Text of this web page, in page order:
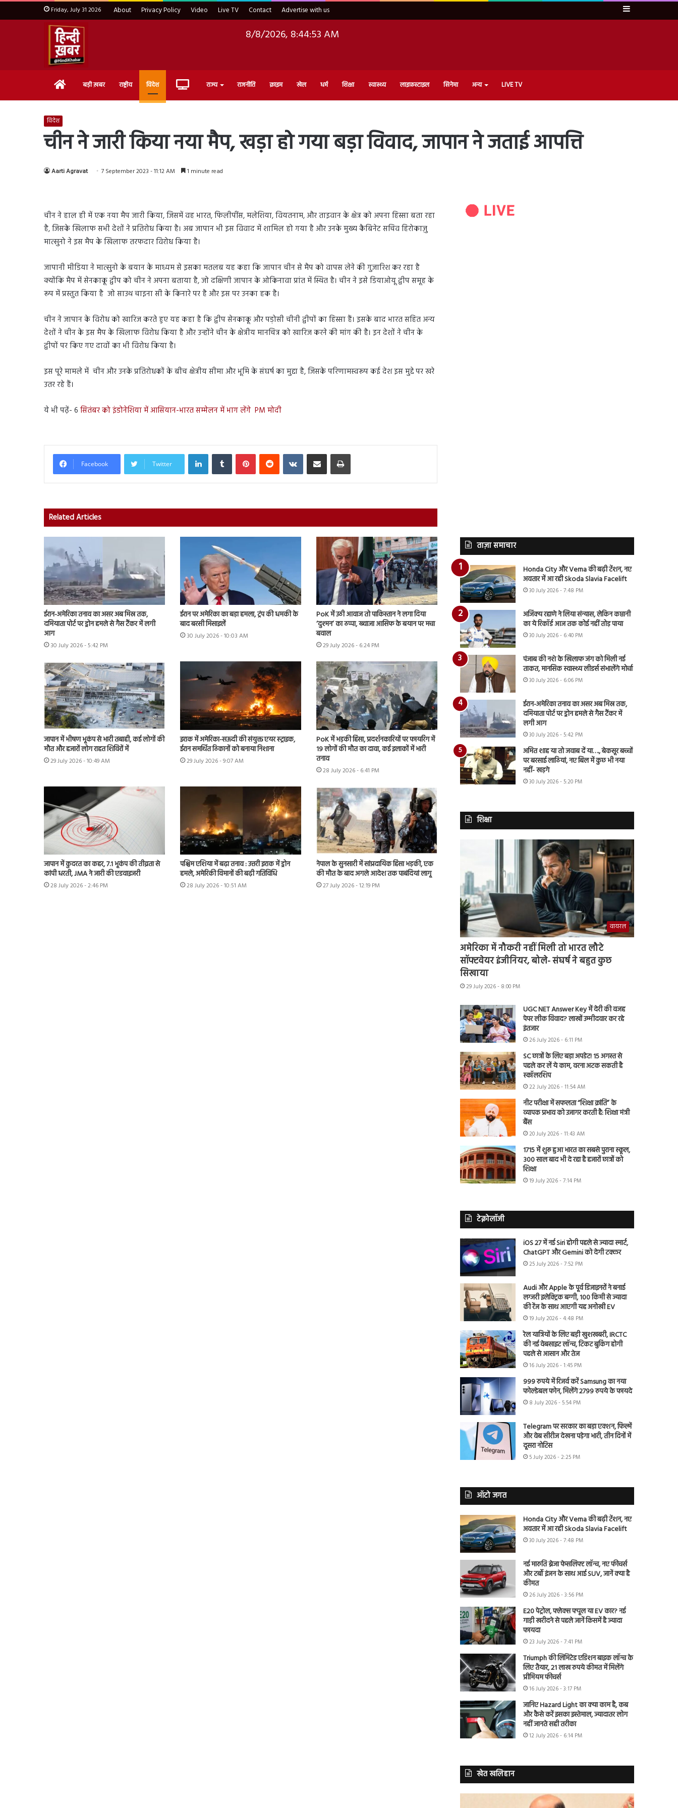
Friday, July 31 2026 About Privacy Policy Video Live TV Contact Advertise with us Sidebar
8/8/2026, 8:44:54 AM
Home बड़ी ख़बर राष्ट्रीय विदेश Live राज्य राजनीति क्राइम खेल धर्म शिक्षा स्वास्थ्य लाइफ़स्टाइल सिनेमा अन्य LIVE TV
विदेश
चीन ने जारी किया नया मैप, खड़ा हो गया बड़ा विवाद, जापान ने जताई आपत्ति
Aarti Agravat 7 September 2023 - 11:12 AM 1 minute read
चीन ने हाल ही में एक नया मैप जारी किया, जिसमें वह भारत, फिलीपींस, मलेशिया, वियतनाम, और ताइवान के क्षेत्र को अपना हिस्सा बता रहा
है, जिसके खिलाफ सभी देशों ने प्रतिरोध किया है। अब जापान भी इस विवाद में शामिल हो गया है और उनके मुख्य कैबिनेट सचिव हिरोकाज़ु
मात्सुनो ने इस मैप के खिलाफ तरफदार विरोध किया है।
जापानी मीडिया ने मात्सुनो के बयान के माध्यम से इसका मतलब यह कहा कि जापान चीन से मैप को वापस लेने की गुजारिश कर रहा है
क्योंकि मैप में सेनकाकू द्वीप को चीन ने अपना बताया है, जो दक्षिणी जापान के ओकिनावा प्रांत में स्थित है। चीन ने इसे डियाओयू द्वीप समूह के
रूप में प्रस्तुत किया है जो साउथ चाइना सी के किनारे पर है और इस पर उनका हक है।
चीन ने जापान के विरोध को खारिज करते हुए यह कहा है कि द्वीप सेनकाकू और पड़ोसी चीनी द्वीपों का हिस्सा हैं। इसके बाद भारत सहित अन्य
देशों ने चीन के इस मैप के खिलाफ विरोध किया है और उन्होंने चीन के क्षेत्रीय मानचित्र को खारिज करने की मांग की है। इन देशों ने चीन के
द्वीपों पर किए गए दावों का भी विरोध किया है।
इस पूरे मामले में चीन और उनके प्रतिरोधकों के बीच क्षेत्रीय सीमा और भूमि के संघर्ष का मुद्दा है, जिसके परिणामस्वरूप कई देश इस मुद्दे पर खरे
उतर रहे हैं।
ये भी पढ़ें- 6 सितंबर को इंडोनेशिया में आसियान-भारत सम्मेलन में भाग लेंगे PM मोदी
Facebook Twitter
LinkedInTumblr PinterestReddit VKontakteShare via Email Print
Related Articles
ईरान-अमेरिका तनाव का असर अब मिस्र तक,
दमियाता पोर्ट पर ड्रोन हमले से गैस टैंकर में लगी
आग
30 July 2026 - 5:42 PM
ईरान पर अमेरिका का बड़ा हमला, ट्रंप की धमकी के
बाद बरसी मिसाइलें
30 July 2026 - 10:03 AM
PoK में उठी आवाज तो पाकिस्तान ने लगा दिया
‘दुश्मन’ का ठप्पा, ख्वाजा आसिफ के बयान पर मचा
बवाल
29 July 2026 - 6:24 PM
जापान में भीषण भूकंप से भारी तबाही, कई लोगों की
मौत और हजारों लोग राहत शिविरों में
29 July 2026 - 10:49 AM
इराक में अमेरिका-सऊदी की संयुक्त एयर स्ट्राइक,
ईरान समर्थित ठिकानों को बनाया निशाना
29 July 2026 - 9:07 AM
PoK में भड़की हिंसा, प्रदर्शनकारियों पर फायरिंग में
19 लोगों की मौत का दावा, कई इलाकों में भारी
तनाव
28 July 2026 - 6:41 PM
जापान में कुदरत का कहर, 7.1 भूकंप की तीव्रता से
कांपी धरती, JMA ने जारी की एडवाइजरी
28 July 2026 - 2:46 PM
पश्चिम एशिया में बढ़ा तनाव : उत्तरी इराक में ड्रोन
हमले, अमेरिकी विमानों की बढ़ी गतिविधि
28 July 2026 - 10:51 AM
नेपाल के सुनसारी में सांप्रदायिक हिंसा भड़की, एक
की मौत के बाद अगले आदेश तक पाबंदियां लागू
27 July 2026 - 12:19 PM
ताज़ा समाचार
Honda City और Verna की बढ़ी टेंशन, नए
अवतार में आ रही Skoda Slavia Facelift
30 July 2026 - 7:48 PM
अजिंक्य रहाणे ने लिया संन्यास, लेकिन कप्तानी
का ये रिकॉर्ड आज तक कोई नहीं तोड़ पाया
30 July 2026 - 6:40 PM
पंजाब की नशे के खिलाफ जंग को मिली नई
ताकत, मानसिक स्वास्थ्य लीडर्स संभालेंगे मोर्चा
30 July 2026 - 6:06 PM
ईरान-अमेरिका तनाव का असर अब मिस्र तक,
दमियाता पोर्ट पर ड्रोन हमले से गैस टैंकर में
लगी आग
30 July 2026 - 5:42 PM
अमित शाह या तो जवाब दें या…., बेकसूर बच्चों
पर बरसाई लाठियां, नए बिल में कुछ भी नया
नहीं- खड़गे
30 July 2026 - 5:20 PM
शिक्षा
वायरल
अमेरिका में नौकरी नहीं मिली तो भारत लौटे
सॉफ्टवेयर इंजीनियर, बोले- संघर्ष ने बहुत कुछ
सिखाया
29 July 2026 - 8:00 PM
UGC NET Answer Key में देरी की वजह
पेपर लीक विवाद? लाखों उम्मीदवार कर रहे
इंतजार
26 July 2026 - 6:11 PM
SC छात्रों के लिए बड़ा अपडेट! 15 अगस्त से
पहले कर लें ये काम, वरना अटक सकती है
स्कॉलरशिप
22 July 2026 - 11:54 AM
नीट परीक्षा में सफलता “शिक्षा क्रांति” के
व्यापक प्रभाव को उजागर करती है: शिक्षा मंत्री
बैंस
20 July 2026 - 11:43 AM
1715 में शुरू हुआ भारत का सबसे पुराना स्कूल,
300 साल बाद भी दे रहा है हजारों छात्रों को
शिक्षा
19 July 2026 - 7:14 PM
टेक्नोलॉजी
iOS 27 में नई Siri होगी पहले से ज्यादा स्मार्ट,
ChatGPT और Gemini को देगी टक्कर
25 July 2026 - 7:52 PM
Audi और Apple के पूर्व डिजाइनरों ने बनाई
लग्जरी इलेक्ट्रिक बग्गी, 100 किमी से ज्यादा
की रेंज के साथ आएगी यह अनोखी EV
19 July 2026 - 4:48 PM
रेल यात्रियों के लिए बड़ी खुशखबरी, IRCTC
की नई वेबसाइट लॉन्च, टिकट बुकिंग होगी
पहले से आसान और तेज
16 July 2026 - 1:45 PM
999 रुपये में रिजर्व करें Samsung का नया
फोल्डेबल फोन, मिलेंगे 2799 रुपये के फायदे
8 July 2026 - 5:54 PM
Telegram पर सरकार का बड़ा एक्शन, फिल्में
और वेब सीरीज देखना पड़ेगा भारी, तीन दिनों में
दूसरा नोटिस
5 July 2026 - 2:25 PM
ऑटो जगत
Honda City और Verna की बढ़ी टेंशन, नए
अवतार में आ रही Skoda Slavia Facelift
30 July 2026 - 7:48 PM
नई मारुति ब्रेजा फेसलिफ्ट लॉन्च, नए फीचर्स
और टर्बो इंजन के साथ आई SUV, जानें क्या है
कीमत
26 July 2026 - 3:56 PM
E20 पेट्रोल, फ्लेक्स फ्यूल या EV कार? नई
गाड़ी खरीदने से पहले जानें किसमें है ज्यादा
फायदा
23 July 2026 - 7:41 PM
Triumph की लिमिटेड एडिशन बाइक लॉन्च के
लिए तैयार, 21 लाख रुपये कीमत में मिलेंगे
प्रीमियम फीचर्स
16 July 2026 - 3:17 PM
जानिए Hazard Light का क्या काम है, कब
और कैसे करें इसका इस्तेमाल, ज्यादातर लोग
नहीं जानते सही तरीका
12 July 2026 - 6:14 PM
खेत खलिहान